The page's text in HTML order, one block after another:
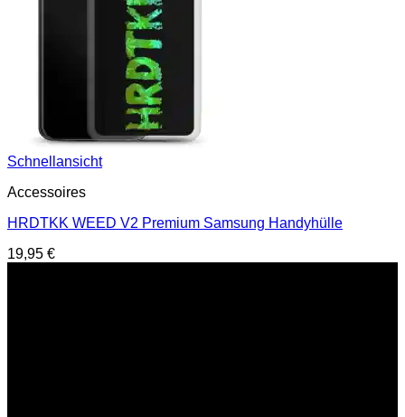
Schnellansicht
Accessoires
HRDTKK WEED V2 Premium Samsung Handyhülle
19,95 €